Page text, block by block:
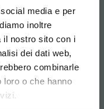
media e per
inoltre
il nostro sito con i
dei dati web,
combinarle
loro o che hanno
in and your
experience